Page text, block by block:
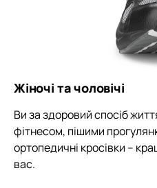
Жіночі та чоловічі
Ви за здоровий спосіб
фітнесом, пішими
ортопедичні кросівки –
вас.